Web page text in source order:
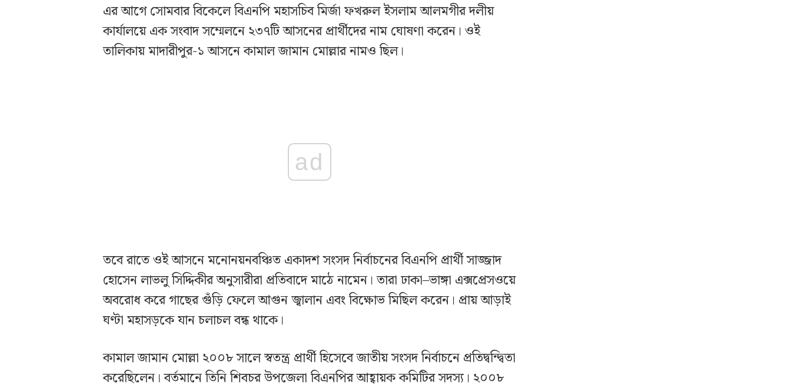
এর আগে সোমবার বিকেলে বিএনপি মহাসচিব মির্জা ফখরুল ইসলাম আলমগীর দলীয়
কার্যালয়ে এক সংবাদ সম্মেলনে ২৩৭টি আসনের প্রার্থীদের নাম ঘোষণা করেন। ওই
তালিকায় মাদারীপুর-১ আসনে কামাল জামান মোল্লার নামও ছিল।
ad
তবে রাতে ওই আসনে মনোনয়নবঞ্চিত একাদশ সংসদ নির্বাচনের বিএনপি প্রার্থী সাজ্জাদ
হোসেন লাভলু সিদ্দিকীর অনুসারীরা প্রতিবাদে মাঠে নামেন। তারা ঢাকা–ভাঙ্গা এক্সপ্রেসওয়ে
অবরোধ করে গাছের গুঁড়ি ফেলে আগুন জ্বালান এবং বিক্ষোভ মিছিল করেন। প্রায় আড়াই
ঘণ্টা মহাসড়কে যান চলাচল বন্ধ থাকে।
কামাল জামান মোল্লা ২০০৮ সালে স্বতন্ত্র প্রার্থী হিসেবে জাতীয় সংসদ নির্বাচনে প্রতিদ্বন্দ্বিতা
করেছিলেন। বর্তমানে তিনি শিবচর উপজেলা বিএনপির আহ্বায়ক কমিটির সদস্য। ২০০৮